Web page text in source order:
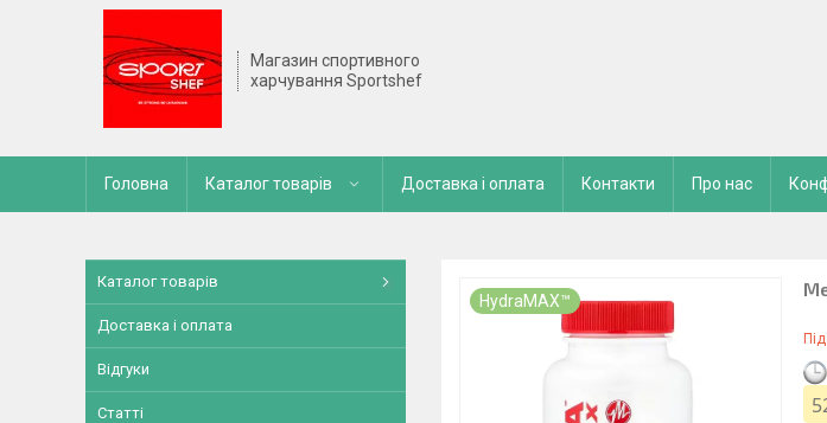
Магазин спортивного
харчування Sportshef
Головна Каталог товарів Доставка і оплата Контакти Про нас
HydraMAX™
Каталог товарів
Доставка і оплата
Відгуки
Статті